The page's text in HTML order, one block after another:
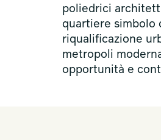
poliedrici
quartiere simbolo
riqualificazione
metropoli
opportunità e